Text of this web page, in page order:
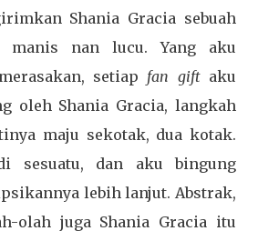
Shania Gracia sebuah
manis nan lucu. Yang aku
setiap fan giftaku
oleh Shania Gracia, langkah
maju sekotak, dua kotak.
sesuatu, dan aku bingung
lebih lanjut. Abstrak,
olah juga Shania Gracia itu